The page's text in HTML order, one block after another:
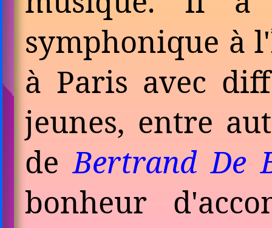
sympho­nique à
à Paris avec
jeunes, entre
deBertrand De
bonheur